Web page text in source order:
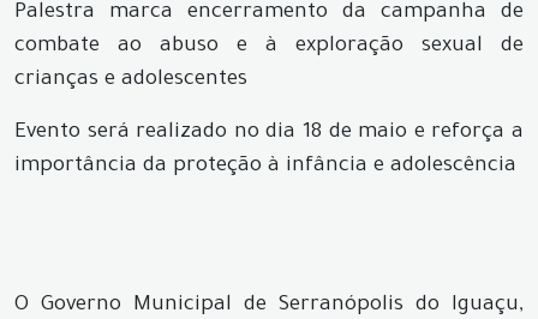
Palestra marca encerramento da campanha de
combate ao abuso e à exploração sexual de
crianças e adolescentes
Evento será realizado no dia 18 de maio e reforça a
importância da proteção à infância e adolescência
O Governo Municipal de Serranópolis do Iguaçu,